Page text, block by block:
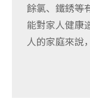
餘氯、鐵銹等
能對家人健康
人的家庭來說